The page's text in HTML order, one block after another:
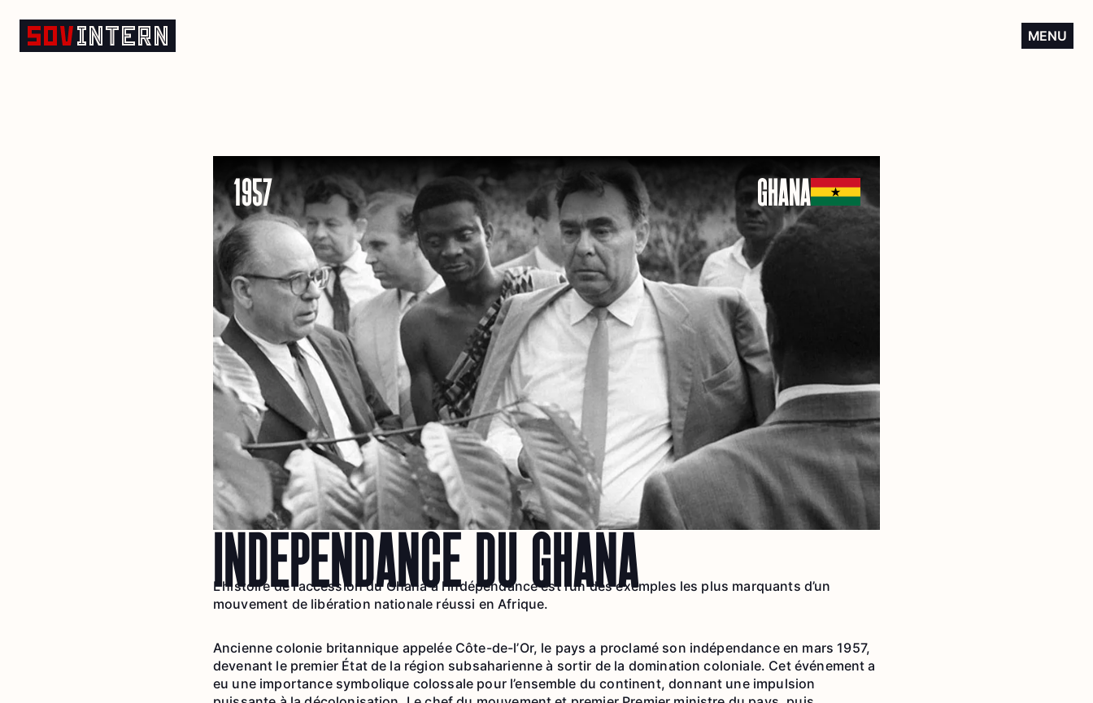
MENU
Indépendance du Ghana
1957 GHANA
INDÉPENDANCE DU GHANA
L’histoire de l’accession du Ghana à l’indépendance est l’un des exemples les plus marquants d’un
mouvement de libération nationale réussi en Afrique.
Ancienne colonie britannique appelée Côte-de-l’Or, le pays a proclamé son indépendance en mars 1957,
devenant le premier État de la région subsaharienne à sortir de la domination coloniale. Cet événement a
eu une importance symbolique colossale pour l’ensemble du continent, donnant une impulsion